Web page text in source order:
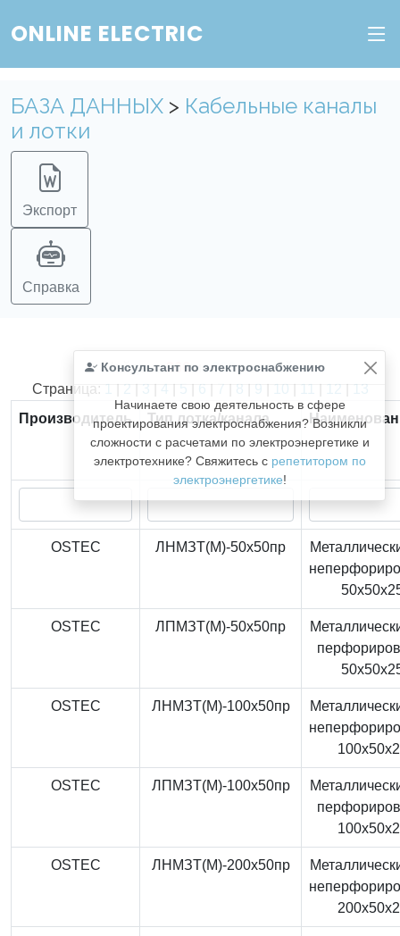
ONLINE ELECTRIC
БАЗА ДАННЫХ > Кабельные каналы
и лотки
Экспорт
Справка
Консультант по электроснабжению
Начинаете свою деятельность в сфере
проектирования электроснабжения? Возникли
сложности с расчетами по электроэнергетике и
электротехнике? Свяжитесь с репетитором по
электроэнергетике!
Найдено366из366записей.
Страница: 1 | 2 | 3 | 4 | 5 | 6 | 7 | 8 | 9 | 10 | 11 | 12 | 13
Производитель
Тип лотка/канала
OSTEC ЛНМЗТ(М)-50x50пр
OSTEC ЛПМЗТ(М)-50x50пр
OSTEC ЛНМЗТ(М)-100x50пр
OSTEC ЛПМЗТ(М)-100x50пр
OSTEC ЛНМЗТ(М)-200x50пр